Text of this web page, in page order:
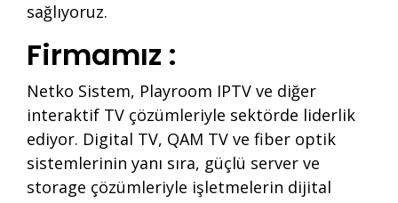
sağlıyoruz.
Firmamız :
Netko Sistem, Playroom IPTV ve diğer
interaktif TV çözümleriyle sektörde liderlik
ediyor. Digital TV, QAM TV ve fiber optik
sistemlerinin yanı sıra, güçlü server ve
storage çözümleriyle işletmelerin dijital